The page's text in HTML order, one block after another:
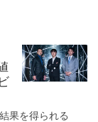
果を得られる